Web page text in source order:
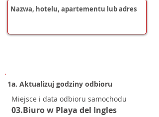
1a. Aktualizuj godziny odbioru
Miejsce i data odbioru samochodu
03.Biuro w Playa del Ingles